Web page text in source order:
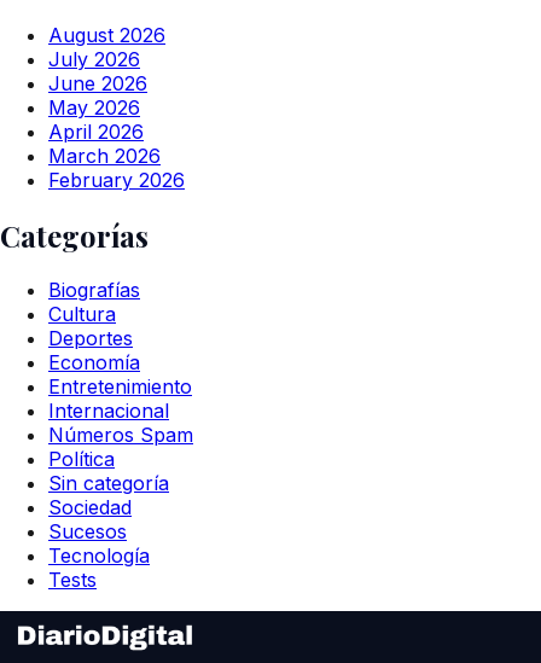
August 2026
July 2026
June 2026
May 2026
April 2026
March 2026
February 2026
Categorías
Biografías
Cultura
Deportes
Economía
Entretenimiento
Internacional
Números Spam
Política
Sin categoría
Sociedad
Sucesos
Tecnología
Tests